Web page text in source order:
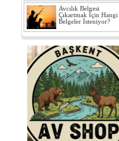
Avcılık Belgesi
Çıkartmak İçin Hangi
Belgeler İsteniyor?